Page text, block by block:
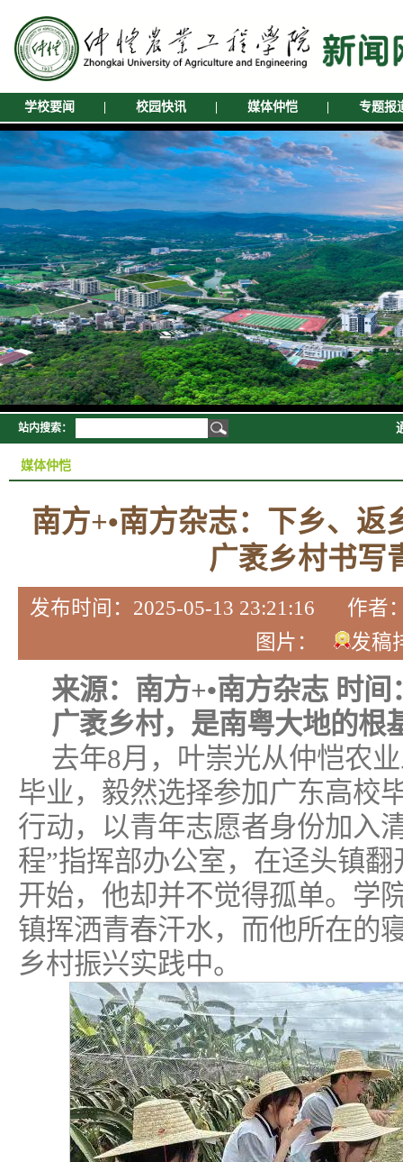
学校要闻 校园快讯 媒体仲恺 专题报
站内搜索：
媒体仲恺
南方+•南方杂志：下乡、返
广袤乡村书写
发布时间：2025-05-13 23:21:16 作者
图片：
发稿
来源：南方+•南方杂志 时间
广袤乡村，是南粤大地的根
去年8月，叶崇光从仲恺农
毕业，毅然选择参加广东高校
行动，以青年志愿者身份加入
程”指挥部办公室，在迳头镇
开始，他却并不觉得孤单。学
镇挥洒青春汗水，而他所在的
乡村振兴实践中。